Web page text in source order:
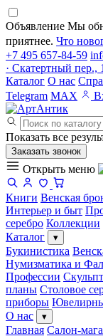
Объявление Мы
приятнее. Что
+7 495 657-84-59
· Скатертный пер.,
Каталог О нас
Telegram MAX
Показать все
Заказать звонок
Открыть меню
Книги Венская
Интерьер и быт
серебро Коллекции
Каталог
▾
Букинистика
Нумизматика и
Профессии
планы Столовое
приборы
О нас
▾
Главная Салон-